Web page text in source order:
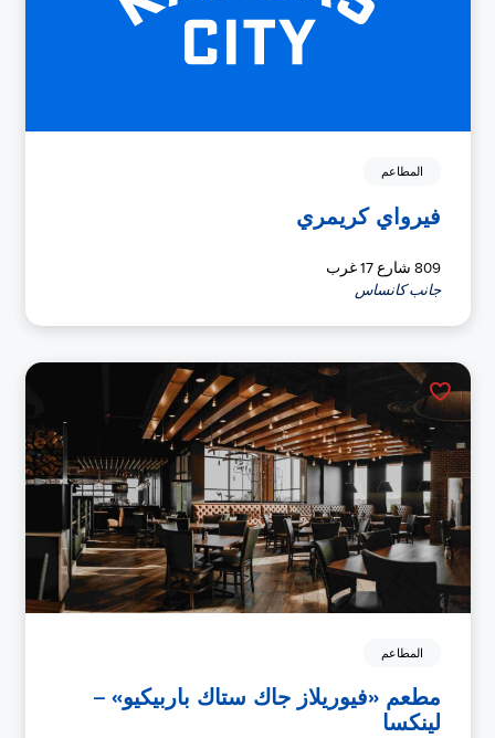
المطاعم
فيرواي كريمري
809 شارع 17 غرب
جانب كانساس
المطاعم
مطعم «فيوريلاز جاك ستاك باربيكيو» –
لينكسا